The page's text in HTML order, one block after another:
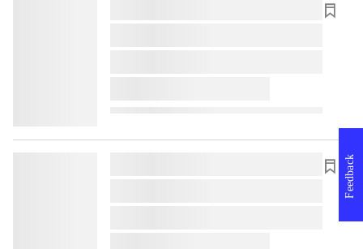
lorem ipsum dolor sit amet ...
lorem ipsum dolor sit amet ...
lorem ipsum dolor sit amet ...
lorem ipsum dolor sit amet ...
Feedback